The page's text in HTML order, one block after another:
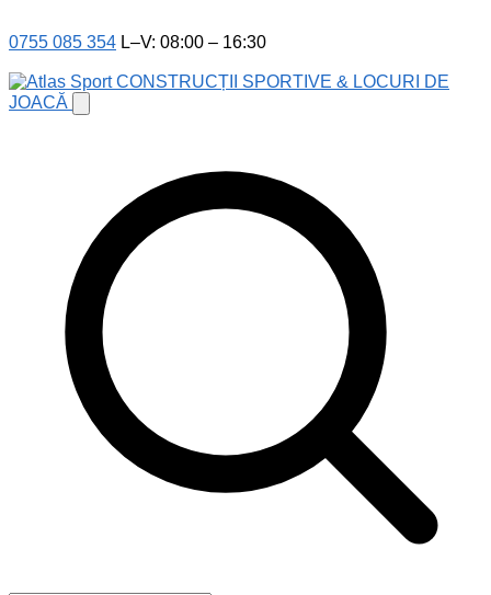
0755 085 354 L–V: 08:00 – 16:30
CONSTRUCȚII SPORTIVE & LOCURI DE
JOACĂ